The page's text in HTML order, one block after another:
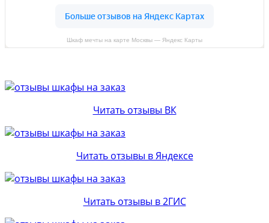
Шкаф мечты на карте Москвы — Яндекс Карты
Читать отзывы ВК
Читать отзывы в Яндексе
Читать отзывы в 2ГИС